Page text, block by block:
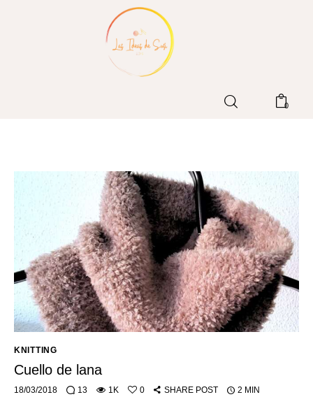
0
Contacto
Sobre mi
KNITTING
Cuello de lana
18/03/2018 13 1K 0 SHARE POST 2 MIN